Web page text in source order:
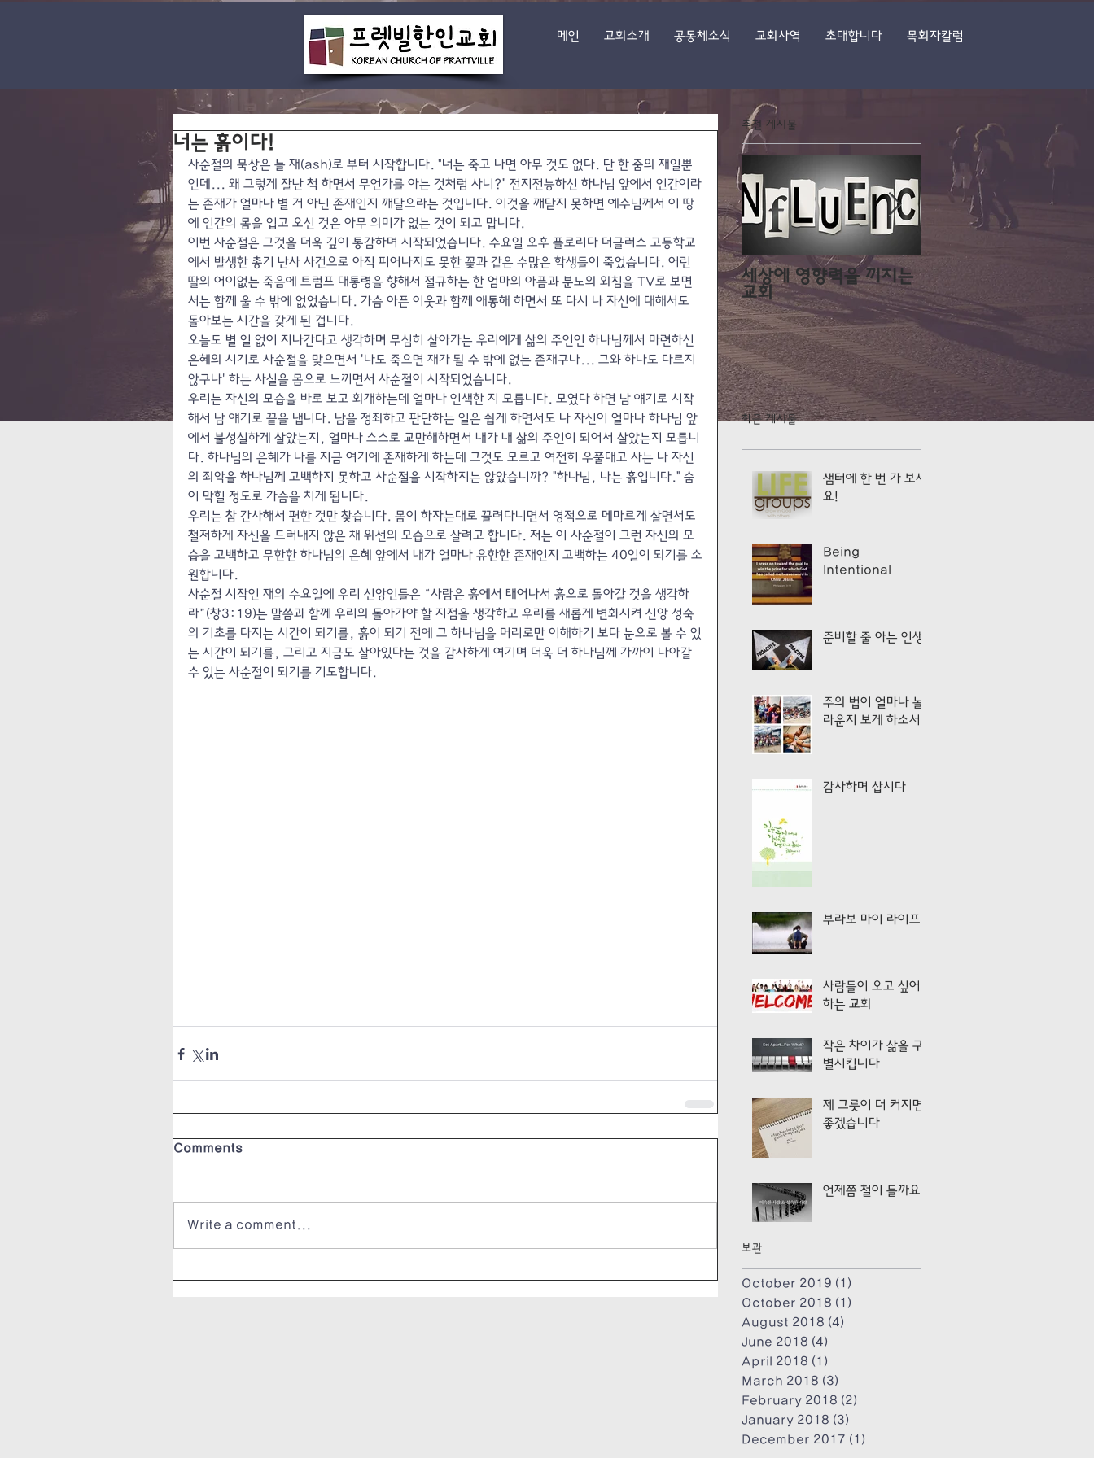
메인 교회소개 공동체소식 교회사역 초대합니다 목회자칼럼
너는 흙이다!
사순절의 묵상은 늘 재(ash)로 부터 시작합니다. "너는 죽고 나면 아무 것도 없다. 단 한 줌의 재일뿐
인데... 왜 그렇게 잘난 척 하면서 무언가를 아는 것처럼 사니?" 전지전능하신 하나님 앞에서 인간이라
는 존재가 얼마나 별 거 아닌 존재인지 깨달으라는 것입니다. 이것을 깨닫지 못하면 예수님께서 이 땅
에 인간의 몸을 입고 오신 것은 아무 의미가 없는 것이 되고 맙니다.
이번 사순절은 그것을 더욱 깊이 통감하며 시작되었습니다. 수요일 오후 플로리다 더글러스 고등학교
에서 발생한 총기 난사 사건으로 아직 피어나지도 못한 꽃과 같은 수많은 학생들이 죽었습니다. 어린
딸의 어이없는 죽음에 트럼프 대통령을 향해서 절규하는 한 엄마의 아픔과 분노의 외침을 TV로 보면
서는 함께 울 수 밖에 없었습니다. 가슴 아픈 이웃과 함께 애통해 하면서 또 다시 나 자신에 대해서도
돌아보는 시간을 갖게 된 겁니다.
오늘도 별 일 없이 지나간다고 생각하며 무심히 살아가는 우리에게 삶의 주인인 하나님께서 마련하신
은혜의 시기로 사순절을 맞으면서 '나도 죽으면 재가 될 수 밖에 없는 존재구나... 그와 하나도 다르지
않구나' 하는 사실을 몸으로 느끼면서 사순절이 시작되었습니다.
우리는 자신의 모습을 바로 보고 회개하는데 얼마나 인색한 지 모릅니다. 모였다 하면 남 얘기로 시작
해서 남 얘기로 끝을 냅니다. 남을 정죄하고 판단하는 일은 쉽게 하면서도 나 자신이 얼마나 하나님 앞
에서 불성실하게 살았는지, 얼마나 스스로 교만해하면서 내가 내 삶의 주인이 되어서 살았는지 모릅니
다. 하나님의 은혜가 나를 지금 여기에 존재하게 하는데 그것도 모르고 여전히 우쭐대고 사는 나 자신
의 죄악을 하나님께 고백하지 못하고 사순절을 시작하지는 않았습니까? "하나님, 나는 흙입니다." 숨
이 막힐 정도로 가슴을 치게 됩니다.
우리는 참 간사해서 편한 것만 찾습니다. 몸이 하자는대로 끌려다니면서 영적으로 메마르게 살면서도
철저하게 자신을 드러내지 않은 채 위선의 모습으로 살려고 합니다. 저는 이 사순절이 그런 자신의 모
습을 고백하고 무한한 하나님의 은혜 앞에서 내가 얼마나 유한한 존재인지 고백하는 40일이 되기를 소
원합니다.
사순절 시작인 재의 수요일에 우리 신앙인들은 “사람은 흙에서 태어나서 흙으로 돌아갈 것을 생각하
라”(창3:19)는 말씀과 함께 우리의 돌아가야 할 지점을 생각하고 우리를 새롭게 변화시켜 신앙 성숙
의 기초를 다지는 시간이 되기를, 흙이 되기 전에 그 하나님을 머리로만 이해하기 보다 눈으로 볼 수 있
는 시간이 되기를, 그리고 지금도 살아있다는 것을 감사하게 여기며 더욱 더 하나님께 가까이 나아갈
수 있는 사순절이 되기를 기도합니다.
Comments
Write a comment...
추천 게시물
세상에 영향력을 끼치는
교회
우리는 지금도 공사중입
니다!
최근 게시물
샘터에 한 번 가 보세
요!
Being
Intentional
준비할 줄 아는 인생
주의 법이 얼마나 놀
라운지 보게 하소서!
감사하며 삽시다
부라보 마이 라이프!
사람들이 오고 싶어
하는 교회
작은 차이가 삶을 구
별시킵니다
제 그릇이 더 커지면
좋겠습니다
언제쯤 철이 들까요?
보관
October 2019 (1)
October 2018 (1)
August 2018 (4)
June 2018 (4)
April 2018 (1)
March 2018 (3)
February 2018 (2)
January 2018 (3)
December 2017 (1)